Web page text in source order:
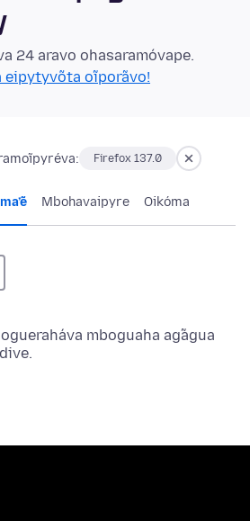
24 aravo ohasaramóvape.
eipytyvõta oĩporãvo!
Firefox 137.0
Mbohavaipyre Oikóma
mboguaha ag̃agua